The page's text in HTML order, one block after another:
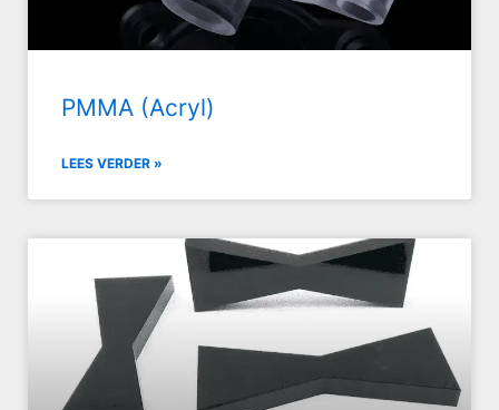
PMMA (Acryl)
LEES VERDER »